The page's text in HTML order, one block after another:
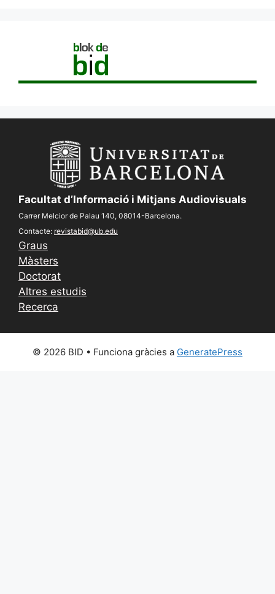
Facultat d’Informació i Mitjans Audiovisuals
Carrer Melcior de Palau 140, 08014-Barcelona.
Contacte: revistabid@ub.edu
Graus
Màsters
Doctorat
Altres estudis
Recerca
© 2026 BID • Funciona gràcies a GeneratePress